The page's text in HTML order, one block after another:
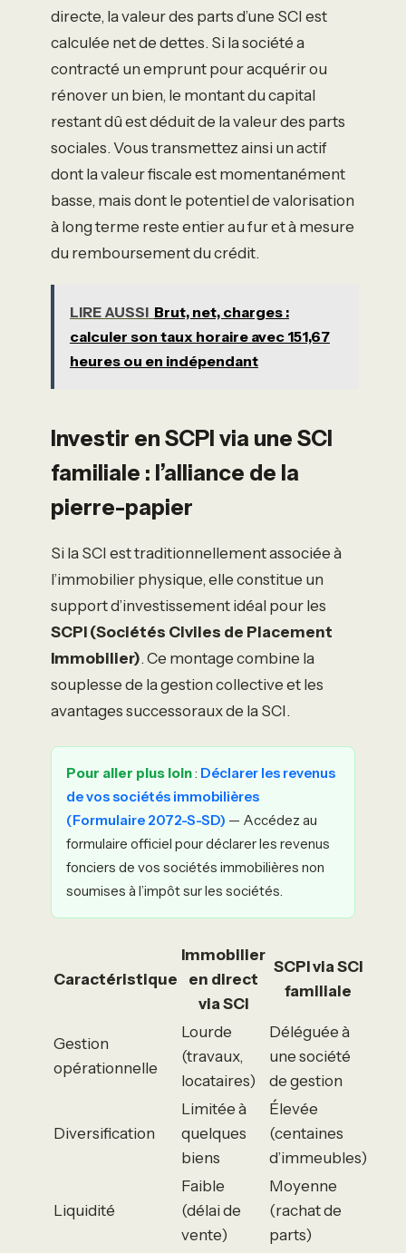
directe, la valeur des parts d’une SCI est
calculée net de dettes. Si la société a
contracté un emprunt pour acquérir ou
rénover un bien, le montant du capital
restant dû est déduit de la valeur des parts
sociales. Vous transmettez ainsi un actif
dont la valeur fiscale est momentanément
basse, mais dont le potentiel de valorisation
à long terme reste entier au fur et à mesure
du remboursement du crédit.
LIRE AUSSI Brut, net, charges :
calculer son taux horaire avec 151,67
heures ou en indépendant
Investir en SCPI via une SCI
familiale : l’alliance de la
pierre-papier
Si la SCI est traditionnellement associée à
l’immobilier physique, elle constitue un
support d’investissement idéal pour les
SCPI (Sociétés Civiles de Placement
Immobilier). Ce montage combine la
souplesse de la gestion collective et les
avantages successoraux de la SCI.
Pour aller plus loin: Déclarer les revenus
de vos sociétés immobilières
(Formulaire 2072-S-SD) — Accédez au
formulaire officiel pour déclarer les revenus
fonciers de vos sociétés immobilières non
soumises à l’impôt sur les sociétés.
Caractéristique
Immobilier
en direct
via SCI
SCPI via SCI
familiale
Gestion
opérationnelle
Lourde
(travaux,
locataires)
Déléguée à
une société
de gestion
Diversification
Limitée à
quelques
biens
Élevée
(centaines
d’immeubles)
Liquidité
Faible
(délai de
vente)
Moyenne
(rachat de
parts)